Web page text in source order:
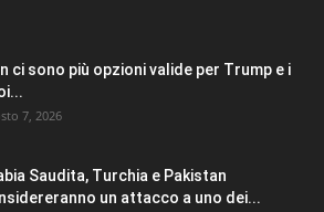
ci sono più opzioni valide per Trump e i
7, 2026
Saudita, Turchia e Pakistan
un attacco a uno dei...